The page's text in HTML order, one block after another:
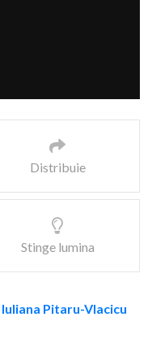
Distribuie
Stinge lumina
Iuliana Pitaru-Vlacicu